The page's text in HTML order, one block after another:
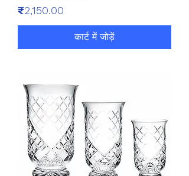
मूल्य
₹2,150.00
कार्ट में जोड़ें